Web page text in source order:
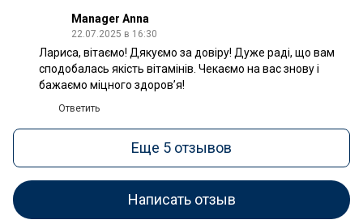
Manager Anna
22.07.2025 в 16:30
Лариса, вітаємо! Дякуємо за довіру! Дуже раді, що вам
сподобалась якість вітамінів. Чекаємо на вас знову і
бажаємо міцного здоров’я!
Ответить
Еще 5 отзывов
Написать отзыв